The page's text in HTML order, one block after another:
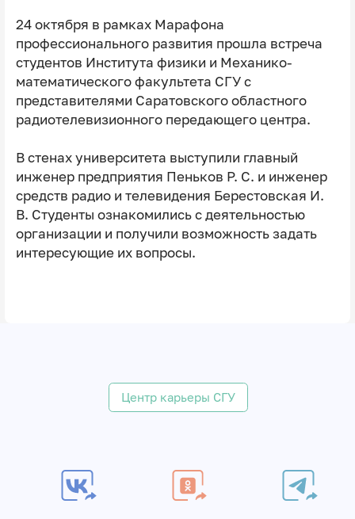
24 октября в рамках Марафона
профессионального развития прошла встреча
студентов Института физики и Механико-
математического факультета СГУ с
представителями Саратовского областного
радиотелевизионного передающего центра.
В стенах университета выступили главный
инженер предприятия Пеньков Р. С. и инженер
средств радио и телевидения Берестовская И.
В. Студенты ознакомились с деятельностью
организации и получили возможность задать
интересующие их вопросы.
Центр карьеры СГУ